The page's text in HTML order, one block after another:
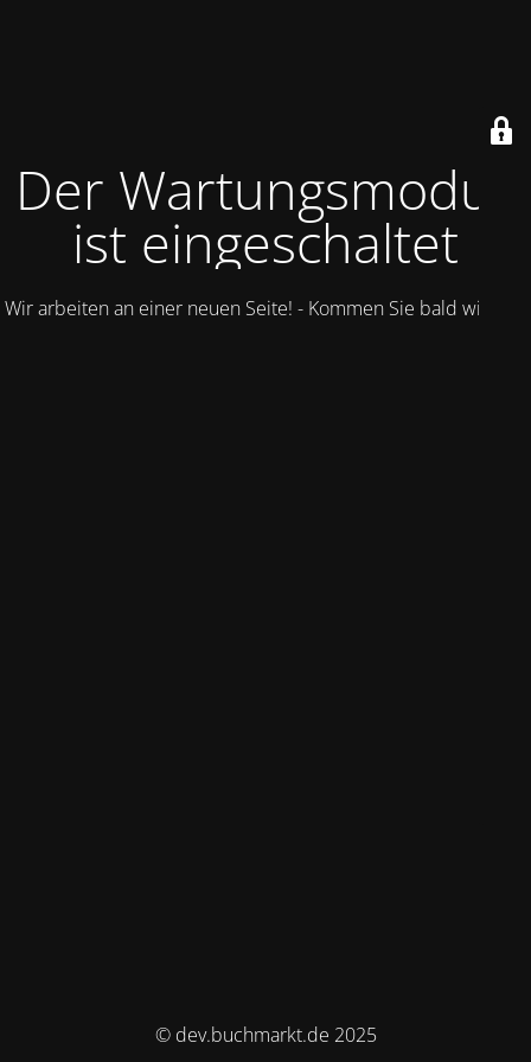
Der Wartungsmodus
ist eingeschaltet
Wir arbeiten an einer neuen Seite! - Kommen Sie bald wieder.
© dev.buchmarkt.de 2025